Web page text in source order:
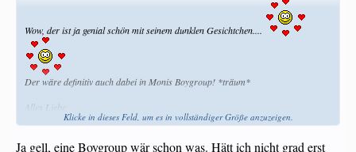
Wow, der ist ja genial schön mit seinem dunklen Gesichtchen....
Der wäre definitiv auch dabei in Monis Boygroup! *träum*
Alles Liebe
Klicke in dieses Feld, um es in vollständiger Größe anzuzeigen.
Ja gell, eine Boygroup wär schon was. Hätt ich nicht grad erst